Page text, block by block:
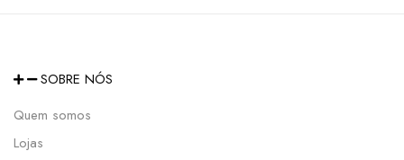
SOBRE NÓS
Quem somos
Lojas